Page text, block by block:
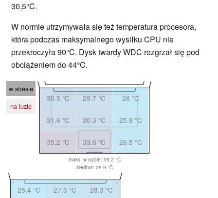
30,5°C.
W normie utrzymywała się też temperatura procesora,
która podczas maksymalnego wysiłku CPU nie
przekroczyła 90°C. Dysk twardy WDC rozgrzał się pod
obciążeniem do 44°C.
w stresie
na luzie
30.5 °C 29.7 °C 26 °C
31.6 °C 30.3 °C 25.9 °C
35.2 °C 33.6 °C 26.5 °C
maks. w ogóle: 35.2 °C
średnia: 29.9 °C
25.4 °C 27.6 °C 28.3 °C